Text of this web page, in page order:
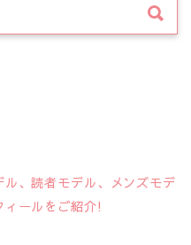
、読者モデル、メンズモデ
ールをご紹介!